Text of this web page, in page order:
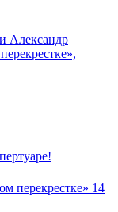
Александр
перекрестке» 14